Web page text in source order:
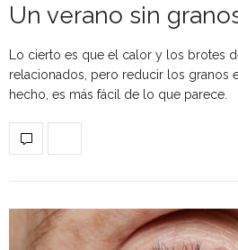
Un verano sin
Lo cierto es que el calor y los brotes
relacionados, pero reducir los granos
hecho, es más fácil de lo que parece.